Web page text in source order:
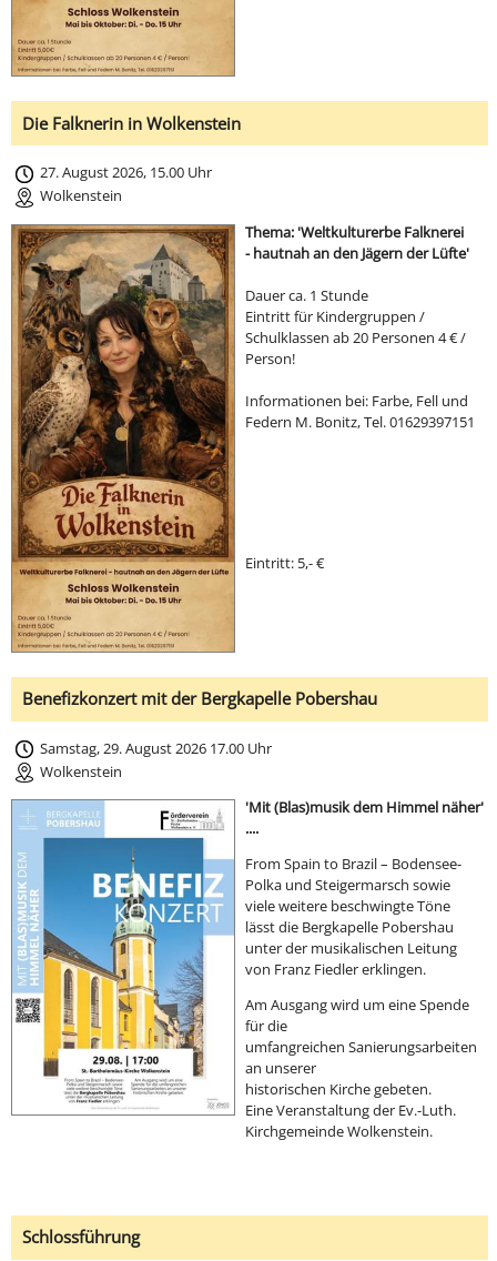
Die Falknerin in Wolkenstein
27. August 2026, 15.00 Uhr
Wolkenstein
Thema: 'Weltkulturerbe Falknerei
- hautnah an den Jägern der Lüfte'
Dauer ca. 1 Stunde
Eintritt für Kindergruppen /
Schulklassen ab 20 Personen 4 € /
Person!
Informationen bei: Farbe, Fell und
Federn M. Bonitz, Tel. 01629397151
Eintritt: 5,- €
Benefizkonzert mit der Bergkapelle Pobershau
Samstag, 29. August 2026 17.00 Uhr
Wolkenstein
'Mit (Blas)musik dem Himmel näher'
....
From Spain to Brazil – Bodensee-
Polka und Steigermarsch sowie
viele weitere beschwingte Töne
lässt die Bergkapelle Pobershau
unter der musikalischen Leitung
von Franz Fiedler erklingen.
Am Ausgang wird um eine Spende
für die
umfangreichen Sanierungsarbeiten
an unserer
historischen Kirche gebeten.
Eine Veranstaltung der Ev.-Luth.
Kirchgemeinde Wolkenstein.
Schlossführung